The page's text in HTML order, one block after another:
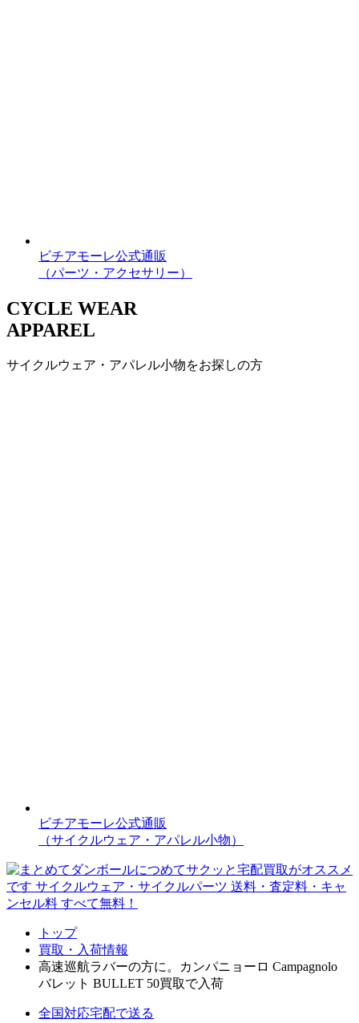
ビチアモーレ公式通販
（パーツ・アクセサリー）
CYCLE WEAR
APPAREL
サイクルウェア・アパレル小物をお探しの方
ビチアモーレ公式通販
（サイクルウェア・アパレル小物）
トップ
買取・入荷情報
高速巡航ラバーの方に。カンパニョーロ Campagnolo
バレット BULLET 50買取で入荷
全国対応宅配で送る